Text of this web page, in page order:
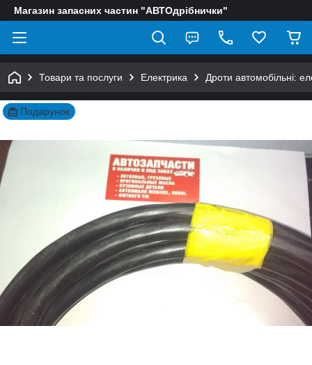
Магазин запасних частин "АВТОдрібнички"
Товари та послуги Електрика Дроти автомобільні:
Подарунок